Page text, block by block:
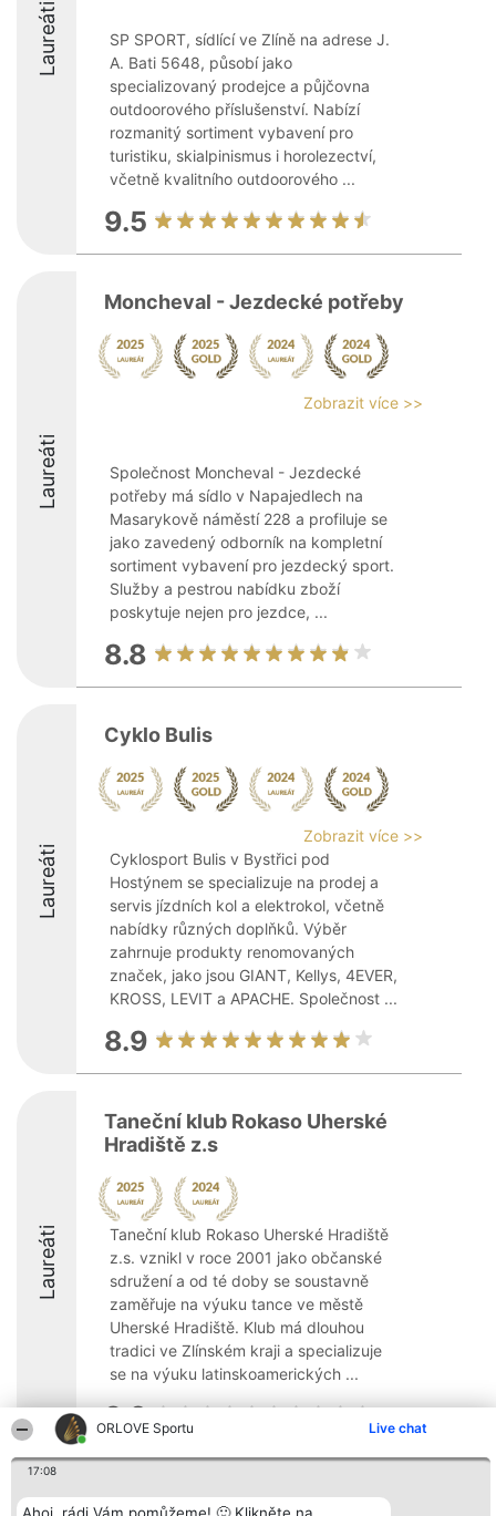
ORLOVE Sportu Live chat
17:08
Laureáti
SP SPORT, sídlící ve Zlíně na adrese J.
A. Bati 5648, působí jako
specializovaný prodejce a půjčovna
outdoorového příslušenství. Nabízí
rozmanitý sortiment vybavení pro
turistiku, skialpinismus i horolezectví,
včetně kvalitního outdoorového ...
9.5
Laureáti
Moncheval - Jezdecké potřeby
Zobrazit více >>
Společnost Moncheval - Jezdecké
potřeby má sídlo v Napajedlech na
Masarykově náměstí 228 a profiluje se
jako zavedený odborník na kompletní
sortiment vybavení pro jezdecký sport.
Služby a pestrou nabídku zboží
poskytuje nejen pro jezdce, ...
8.8
Laureáti
Cyklo Bulis
Zobrazit více >>
Cyklosport Bulis v Bystřici pod
Hostýnem se specializuje na prodej a
servis jízdních kol a elektrokol, včetně
nabídky různých doplňků. Výběr
zahrnuje produkty renomovaných
značek, jako jsou GIANT, Kellys, 4EVER,
KROSS, LEVIT a APACHE. Společnost ...
8.9
Laureáti
Taneční klub Rokaso Uherské
Hradiště z.s
Taneční klub Rokaso Uherské Hradiště
z.s. vznikl v roce 2001 jako občanské
sdružení a od té doby se soustavně
zaměřuje na výuku tance ve městě
Uherské Hradiště. Klub má dlouhou
tradici ve Zlínském kraji a specializuje
se na výuku latinskoamerických ...
8.2
Organizátor hlasování
Bright Side Solutions sp. z o.
Plebiscyt
Vítězové
Kontakt